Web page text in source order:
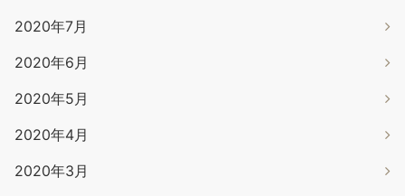
2020年7月
2020年6月
2020年5月
2020年4月
2020年3月